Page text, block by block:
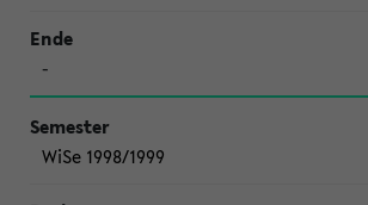
-
WiSe 1998/1999